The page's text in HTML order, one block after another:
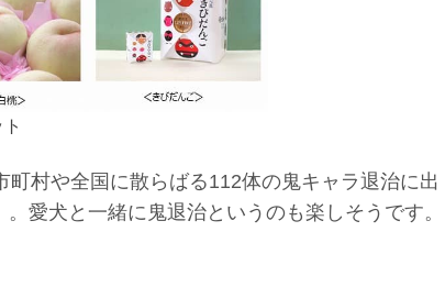
村や全国に散らばる112体の鬼キャラ退治に出
愛犬と一緒に鬼退治というのも楽しそうです。